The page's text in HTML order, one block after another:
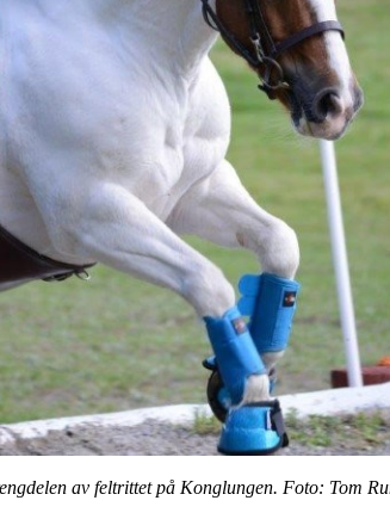
av feltrittet på Konglungen. Foto: Tom